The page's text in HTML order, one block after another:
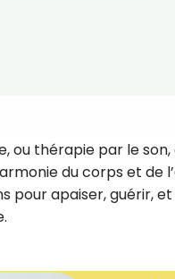
ou thérapie par le
du corps et de
pour apaiser, guérir,